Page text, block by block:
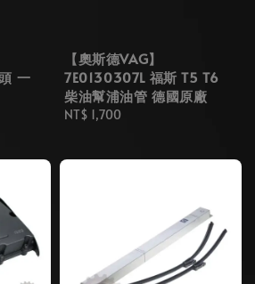
一
【奧斯德VAG】
7E0130307L 福斯 T5 T6
柴油幫浦油管 德國原廠
Regular
NT$ 1,700